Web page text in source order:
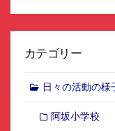
カテゴリー
日々の活動の様
阿坂小学校